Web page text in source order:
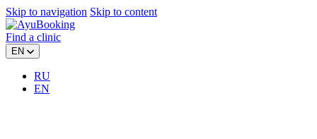
Skip to navigation Skip to content
Find a clinic
EN
RU
EN